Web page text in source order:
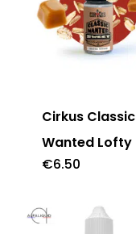
Cirkus Classic
Wanted Lofty
€6.50